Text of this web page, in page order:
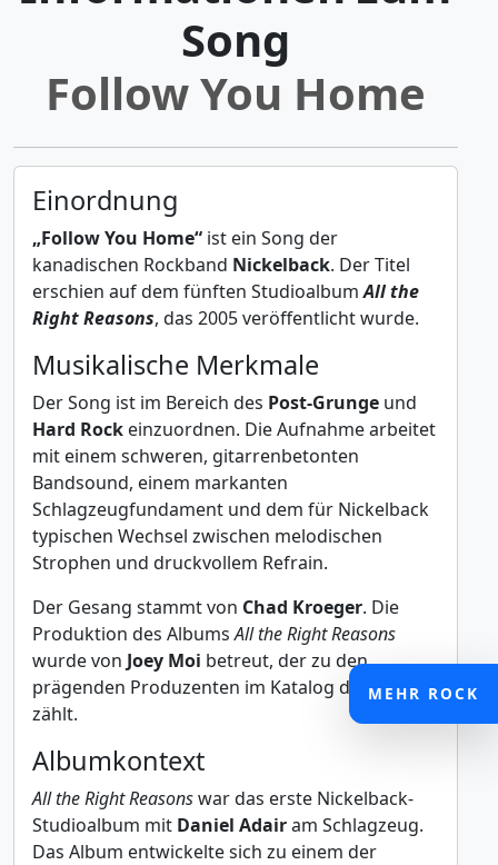
Song
Follow You Home
Einordnung
„Follow You Home“ ist ein Song der
kanadischen Rockband Nickelback. Der Titel
erschien auf dem fünften StudioalbumAll the
Right Reasons, das 2005 veröffentlicht wurde.
Musikalische Merkmale
Der Song ist im Bereich des Post-Grunge und
Hard Rock einzuordnen. Die Aufnahme arbeitet
mit einem schweren, gitarrenbetonten
Bandsound, einem markanten
Schlagzeugfundament und dem für Nickelback
typischen Wechsel zwischen melodischen
Strophen und druckvollem Refrain.
Der Gesang stammt von Chad Kroeger. Die
Produktion des AlbumsAll the Right Reasons
wurde von Joey Moi betreut, der zu den
prägenden Produzenten im Katalog der Band
zählt.
Albumkontext
All the Right Reasonswar das erste Nickelback-
Studioalbum mit Daniel Adairam Schlagzeug.
Das Album entwickelte sich zu einem der
MEHR ROCK